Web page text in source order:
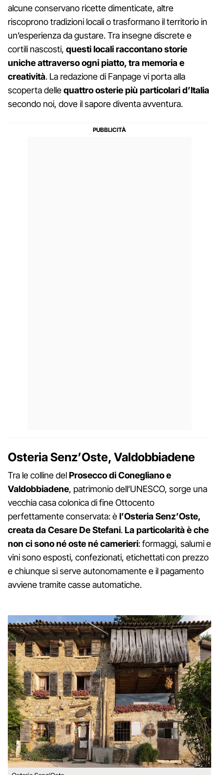
alcune conservano ricette dimenticate, altre
riscoprono tradizioni locali o trasformano il territorio in
un’esperienza da gustare. Tra insegne discrete e
cortili nascosti, questi locali raccontano storie
uniche attraverso ogni piatto, tra memoria e
creatività. La redazione di Fanpage vi porta alla
scoperta dellequattro osterie più particolari d’Italia
secondo noi, dove il sapore diventa avventura.
Osteria Senz’Oste, Valdobbiadene
Tra le colline delProsecco di Conegliano e
Valdobbiadene, patrimonio dell’UNESCO, sorge una
vecchia casa colonica di fine Ottocento
perfettamente conservata: èl’Osteria Senz’Oste,
creata da Cesare De Stefani.La particolarità è che
non ci sono né oste né camerieri: formaggi, salumi e
vini sono esposti, confezionati, etichettati con prezzo
e chiunque si serve autonomamente e il pagamento
avviene tramite casse automatiche.